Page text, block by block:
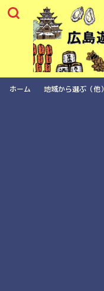
ホーム 地域から選ぶ（他）